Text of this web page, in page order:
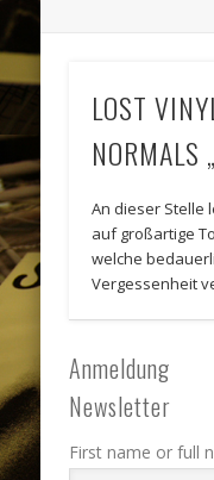
LOST
NORMALS
An dieser Stelle
auf großartige
welche
Vergessenheit
Anmeldung
Newsletter
First name or full